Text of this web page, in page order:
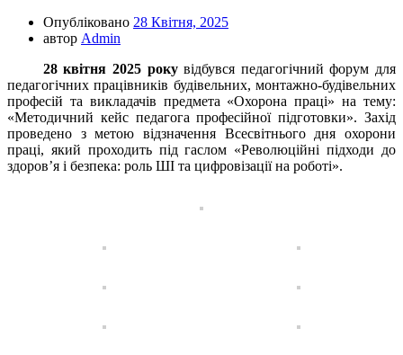
Опубліковано 28 Квітня, 2025
автор Admin
28 квітня 2025 рокувідбувся педагогічний форум для
педагогічних працівників будівельних, монтажно-будівельних
професій та викладачів предмета «Охорона праці» на тему:
«Методичний кейс педагога професійної підготовки». Захід
проведено з метою відзначення Всесвітнього дня охорони
праці, який проходить під гаслом «Революційні підходи до
здоров’я і безпека: роль ШІ та цифровізації на роботі».